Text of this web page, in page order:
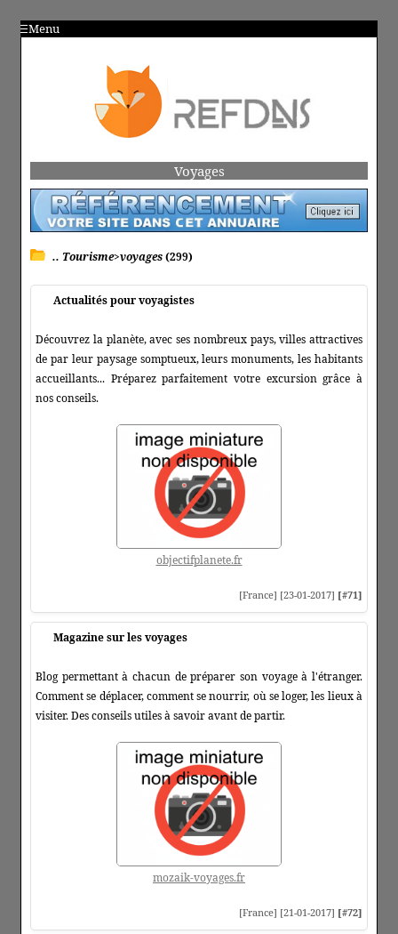
Menu
Voyages
.. Tourisme>voyages(299)
Actualités pour voyagistes
Découvrez la planète, avec ses nombreux pays, villes attractives
de par leur paysage somptueux, leurs monuments, les habitants
accueillants... Préparez parfaitement votre excursion grâce à
nos conseils.
objectifplanete.fr
[France] [23-01-2017] [#71]
Magazine sur les voyages
Blog permettant à chacun de préparer son voyage à l'étranger.
Comment se déplacer, comment se nourrir, où se loger, les lieux à
visiter. Des conseils utiles à savoir avant de partir.
mozaik-voyages.fr
[France] [21-01-2017] [#72]